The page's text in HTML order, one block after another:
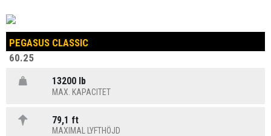
PEGASUS CLASSIC
60.25
13200 lb
MAX. KAPACITET
79,1 ft
MAXIMAL LYFTHÖJD